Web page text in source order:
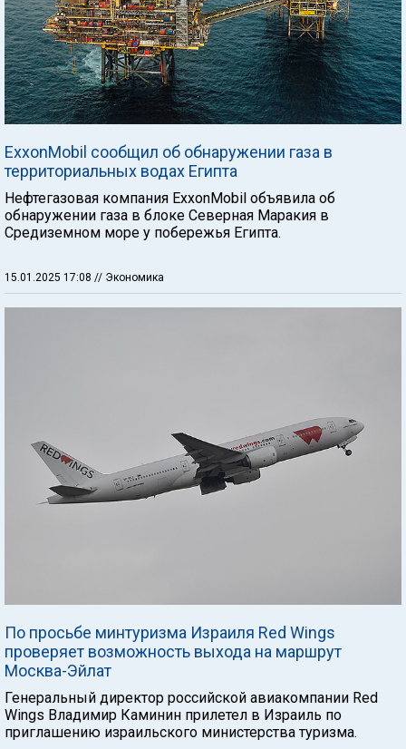
ExxonMobil сообщил об обнаружении газа в
территориальных водах Египта
Нефтегазовая компания ExxonMobil объявила об
обнаружении газа в блоке Северная Маракия в
Средиземном море у побережья Египта.
15.01.2025 17:08 // Экономика
По просьбе минтуризма Израиля Red Wings
проверяет возможность выхода на маршрут
Москва-Эйлат
Генеральный директор российской авиакомпании Red
Wings Владимир Каминин прилетел в Израиль по
приглашению израильского министерства туризма.